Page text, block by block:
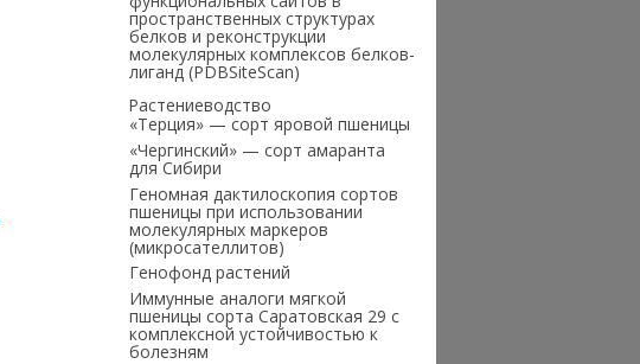
пространственных структурах
белков и реконструкции
молекулярных комплексов белков-
лиганд (PDBSiteScan)
Растениеводство
«Терция» — сорт яровой пшеницы
«Чергинский» — сорт амаранта
для Сибири
Геномная дактилоскопия сортов
пшеницы при использовании
молекулярных маркеров
(микросателлитов)
Генофонд растений
Иммунные аналоги мягкой
пшеницы сорта Саратовская 29 с
комплексной устойчивостью к
болезням